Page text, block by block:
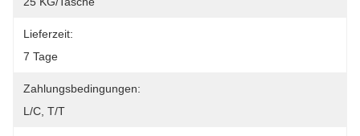
Lieferzeit:
7 Tage
Zahlungsbedingungen:
L/C, T/T